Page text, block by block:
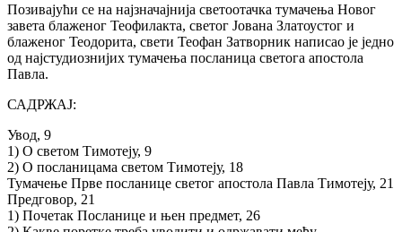
Позивајући се на најзначајнија светоотачка тумачења Новог
завета блаженог Теофилакта, светог Јована Златоустог и
блаженог Теодорита, свети Теофан Затворник написао је једно
од најстудиознијих тумачења посланица светога апостола
Павла.
САДРЖАЈ:
Увод, 9
1) О светом Тимотеју, 9
2) О посланицама светом Тимотеју, 18
Тумачење Прве посланице светог апостола Павла Тимотеју, 21
Предговор, 21
1) Почетак Посланице и њен предмет, 26